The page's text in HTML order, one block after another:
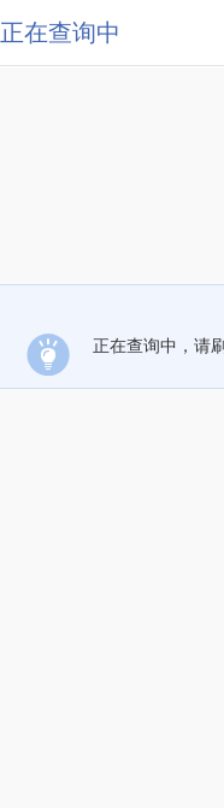
正在查询中
正在查询中，请